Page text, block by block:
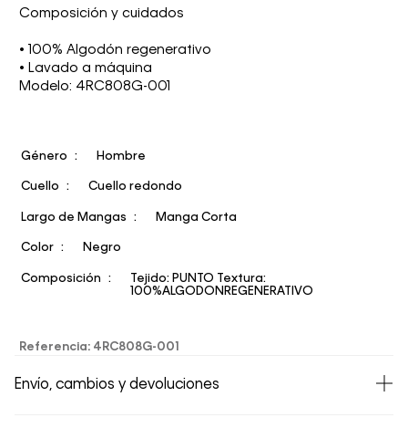
Composición y cuidados
• 100% Algodón regenerativo
• Lavado a máquina
Modelo: 4RC808G-001
Género Hombre
Cuello Cuello redondo
Largo de Mangas Manga Corta
Color Negro
Composición
Tejido: PUNTO Textura:
100%ALGODONREGENERATIVO
Referencia: 4RC808G-001
Envío, cambios y devoluciones